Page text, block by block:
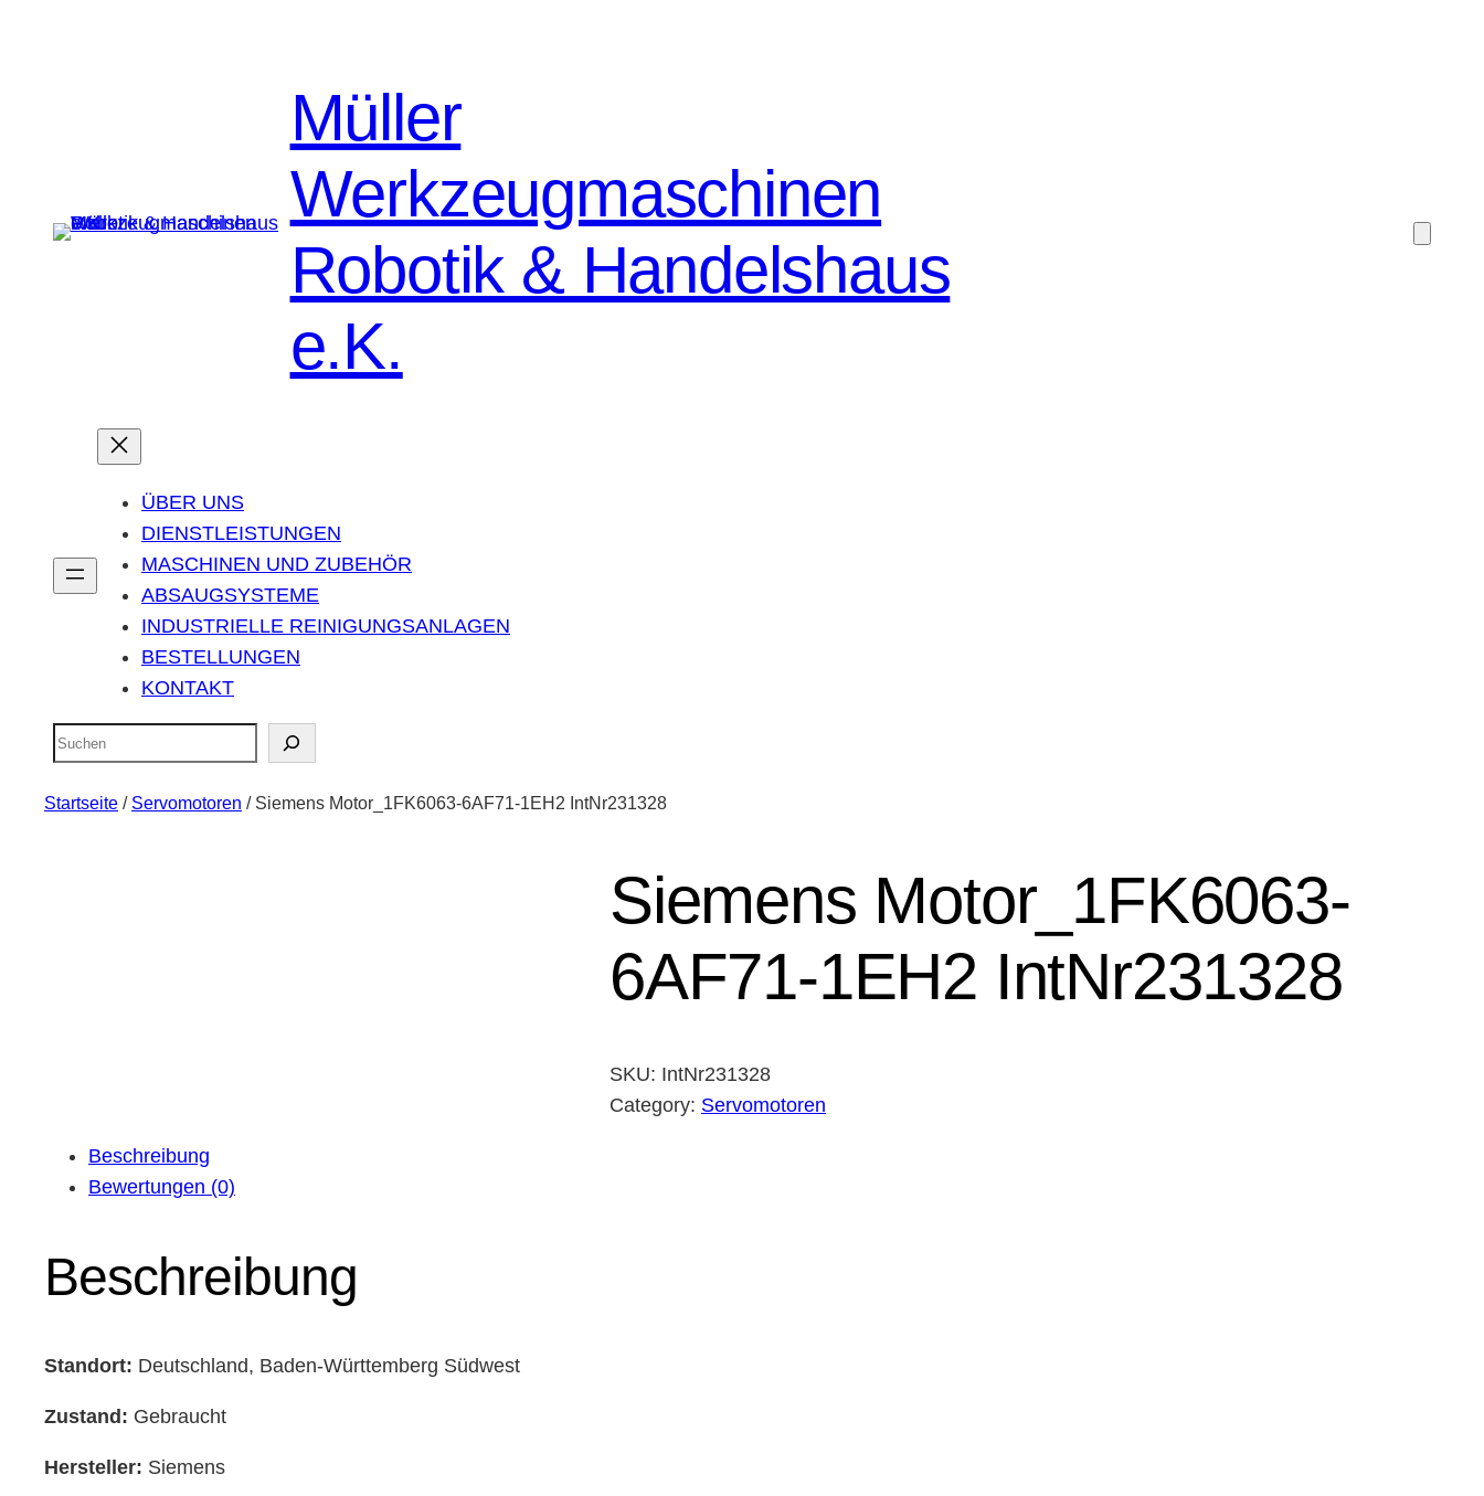
Müller
Werkzeugmaschinen
Robotik & Handelshaus
e.K.
ÜBER UNS
DIENSTLEISTUNGEN
MASCHINEN UND ZUBEHÖR
ABSAUGSYSTEME
INDUSTRIELLE REINIGUNGSANLAGEN
BESTELLUNGEN
KONTAKT
Suchen
Startseite / Servomotoren / Siemens Motor_1FK6063-6AF71-1EH2 IntNr231328
Siemens Motor_1FK6063-
6AF71-1EH2 IntNr231328
SKU: IntNr231328
Category: Servomotoren
Beschreibung
Bewertungen (0)
Beschreibung
Standort: Deutschland, Baden-Württemberg Südwest
Zustand: Gebraucht
Hersteller: Siemens